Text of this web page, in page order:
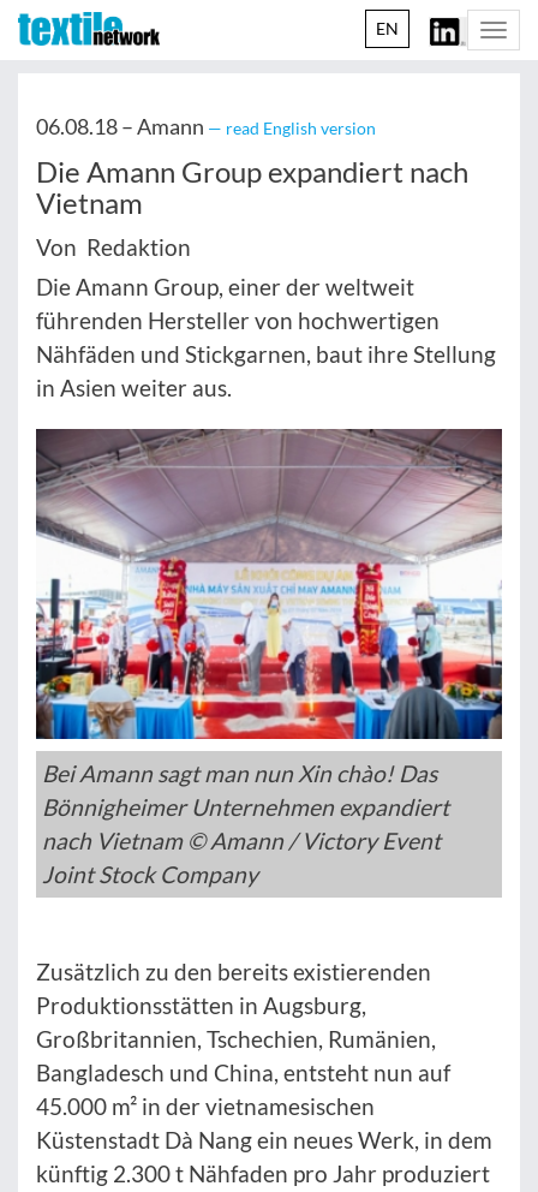
EN
06.08.18 –Amann — read English version
Die Amann Group expandiert nach
Vietnam
Von Redaktion
Die Amann Group, einer der weltweit
führenden Hersteller von hochwertigen
Nähfäden und Stickgarnen, baut ihre Stellung
in Asien weiter aus.
Bei Amann sagt man nun Xin chào! Das
Bönnigheimer Unternehmen expandiert
nach Vietnam © Amann / Victory Event
Joint Stock Company
Zusätzlich zu den bereits existierenden
Produktionsstätten in Augsburg,
Großbritannien, Tschechien, Rumänien,
Bangladesch und China, entsteht nun auf
45.000 m² in der vietnamesischen
Küstenstadt Dà Nang ein neues Werk, in dem
künftig 2.300 t Nähfaden pro Jahr produziert